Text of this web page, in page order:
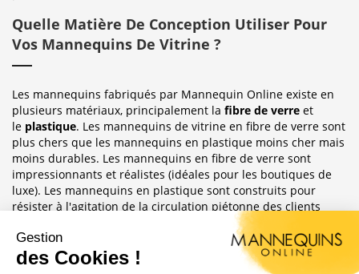
Quelle Matière De Conception Utiliser Pour
Vos Mannequins De Vitrine ?
Les mannequins fabriqués par Mannequin Online existe en
plusieurs matériaux, principalement la fibre de verre et
le plastique. Les mannequins de vitrine en fibre de verre sont
plus chers que les mannequins en plastique moins cher mais
moins durables. Les mannequins en fibre de verre sont
impressionnants et réalistes (idéales pour les boutiques de
luxe). Les mannequins en plastique sont construits pour
résister à l'agitation de la circulation piétonne des clients
habituellement observée dans le magasin où ils sont placés.
Sublimez Vos Boutiques, Vitrines Et